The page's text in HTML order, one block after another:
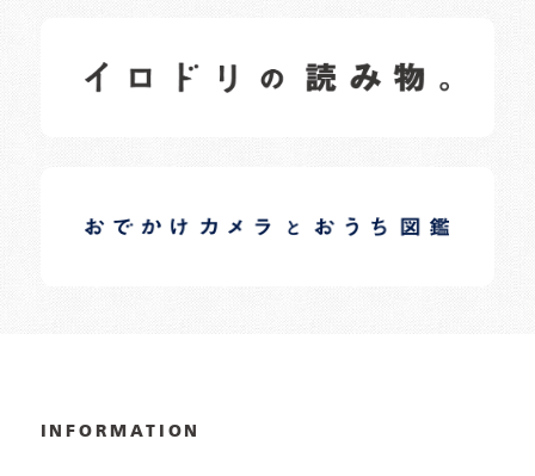
日常の様子など随時更新中です。
日常の様子など随時更新中です。
INFORMATION